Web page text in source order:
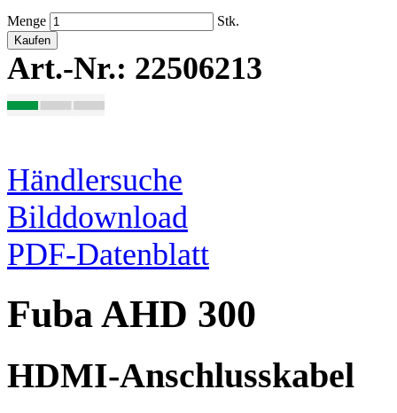
Menge Stk.
Kaufen
Art.-Nr.: 22506213
Händlersuche
Bilddownload
PDF-Datenblatt
Fuba AHD 300
HDMI-Anschlusskabel